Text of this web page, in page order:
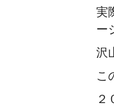
実
ー
沢
こ